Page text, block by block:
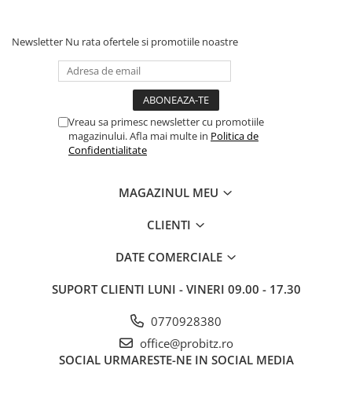
Newsletter Nu rata ofertele si promotiile noastre
Vreau sa primesc newsletter cu promotiile
magazinului. Afla mai multe in Politica de
Confidentialitate
MAGAZINUL MEU
CLIENTI
DATE COMERCIALE
SUPORT CLIENTI LUNI - VINERI 09.00 - 17.30
0770928380
office@probitz.ro
SOCIAL URMARESTE-NE IN SOCIAL MEDIA